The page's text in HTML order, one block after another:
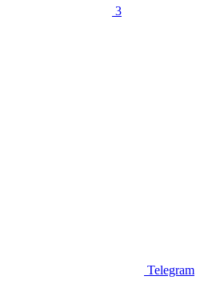
3
Telegram